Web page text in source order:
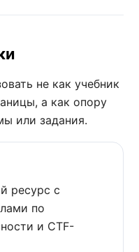
не как учебник
а как опору
или задания.
ресурс с
по
и CTF-